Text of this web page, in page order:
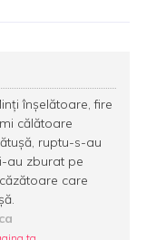
înșelătoare, fire
călătoare
ruptu-s-au
au zburat pe
căzătoare care